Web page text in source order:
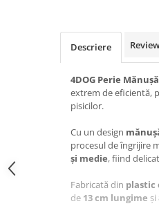
Haine Câini
Hrană Umedă Pisică
Pisică Junior
Descriere
4DOG Perie
extrem de eficientă,
pisicilor.
Cu un design
procesul de îngrijire
și medie, fiind
Fabricată din plastic
de 13 cm lungime și